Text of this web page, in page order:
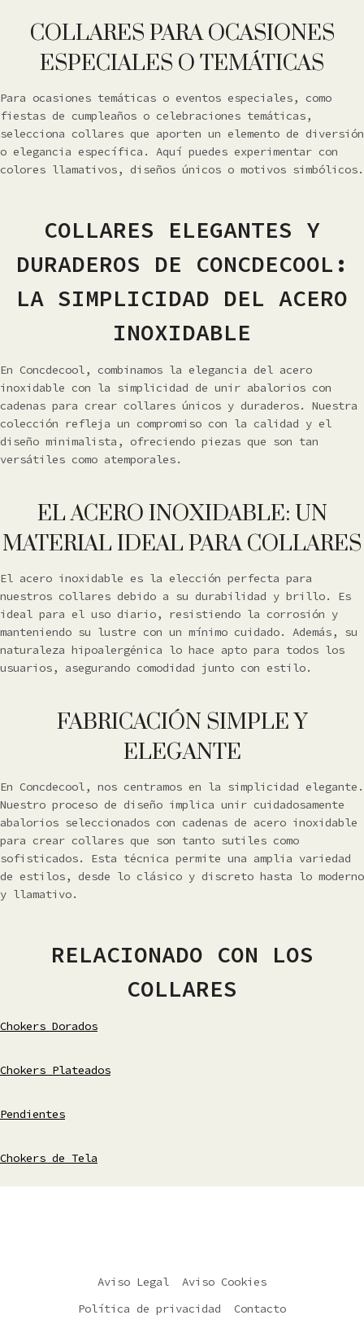
COLLARES PARA OCASIONES
ESPECIALES O TEMÁTICAS
Para ocasiones temáticas o eventos especiales, como
fiestas de cumpleaños o celebraciones temáticas,
selecciona collares que aporten un elemento de diversión
o elegancia específica. Aquí puedes experimentar con
colores llamativos, diseños únicos o motivos simbólicos.
COLLARES ELEGANTES Y
DURADEROS DE CONCDECOOL:
LA SIMPLICIDAD DEL ACERO
INOXIDABLE
En Concdecool, combinamos la elegancia del acero
inoxidable con la simplicidad de unir abalorios con
cadenas para crear collares únicos y duraderos. Nuestra
colección refleja un compromiso con la calidad y el
diseño minimalista, ofreciendo piezas que son tan
versátiles como atemporales.
EL ACERO INOXIDABLE: UN
MATERIAL IDEAL PARA COLLARES
El acero inoxidable es la elección perfecta para
nuestros collares debido a su durabilidad y brillo. Es
ideal para el uso diario, resistiendo la corrosión y
manteniendo su lustre con un mínimo cuidado. Además, su
naturaleza hipoalergénica lo hace apto para todos los
usuarios, asegurando comodidad junto con estilo.
FABRICACIÓN SIMPLE Y
ELEGANTE
En Concdecool, nos centramos en la simplicidad elegante.
Nuestro proceso de diseño implica unir cuidadosamente
abalorios seleccionados con cadenas de acero inoxidable
para crear collares que son tanto sutiles como
sofisticados. Esta técnica permite una amplia variedad
de estilos, desde lo clásico y discreto hasta lo moderno
y llamativo.
RELACIONADO CON LOS
COLLARES
Chokers Dorados
Chokers Plateados
Pendientes
Chokers de Tela
Aviso Legal
Aviso Cookies
Política de privacidad
Contacto